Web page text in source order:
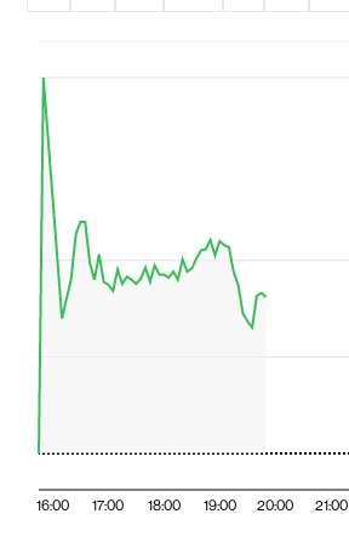
16:00 17:00 18:00 19:00 20:00 21:00